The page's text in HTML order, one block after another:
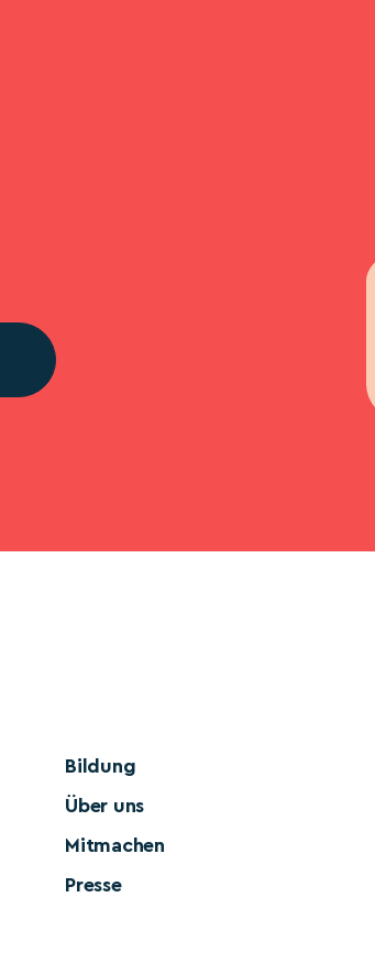
Bildung
Über uns
Mitmachen
Presse